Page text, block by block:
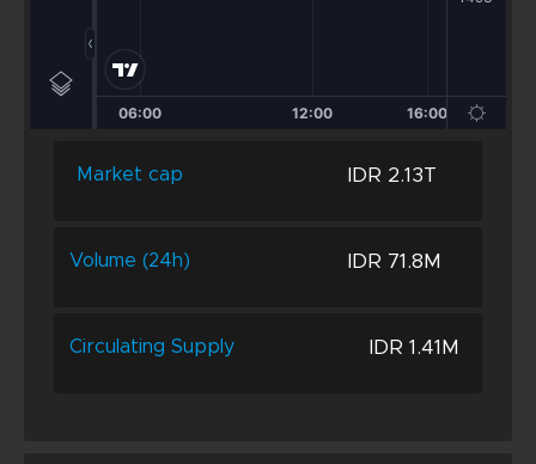
Market cap IDR 2.13T
Volume (24h) IDR 71.8M
Circulating Supply IDR 1.41M